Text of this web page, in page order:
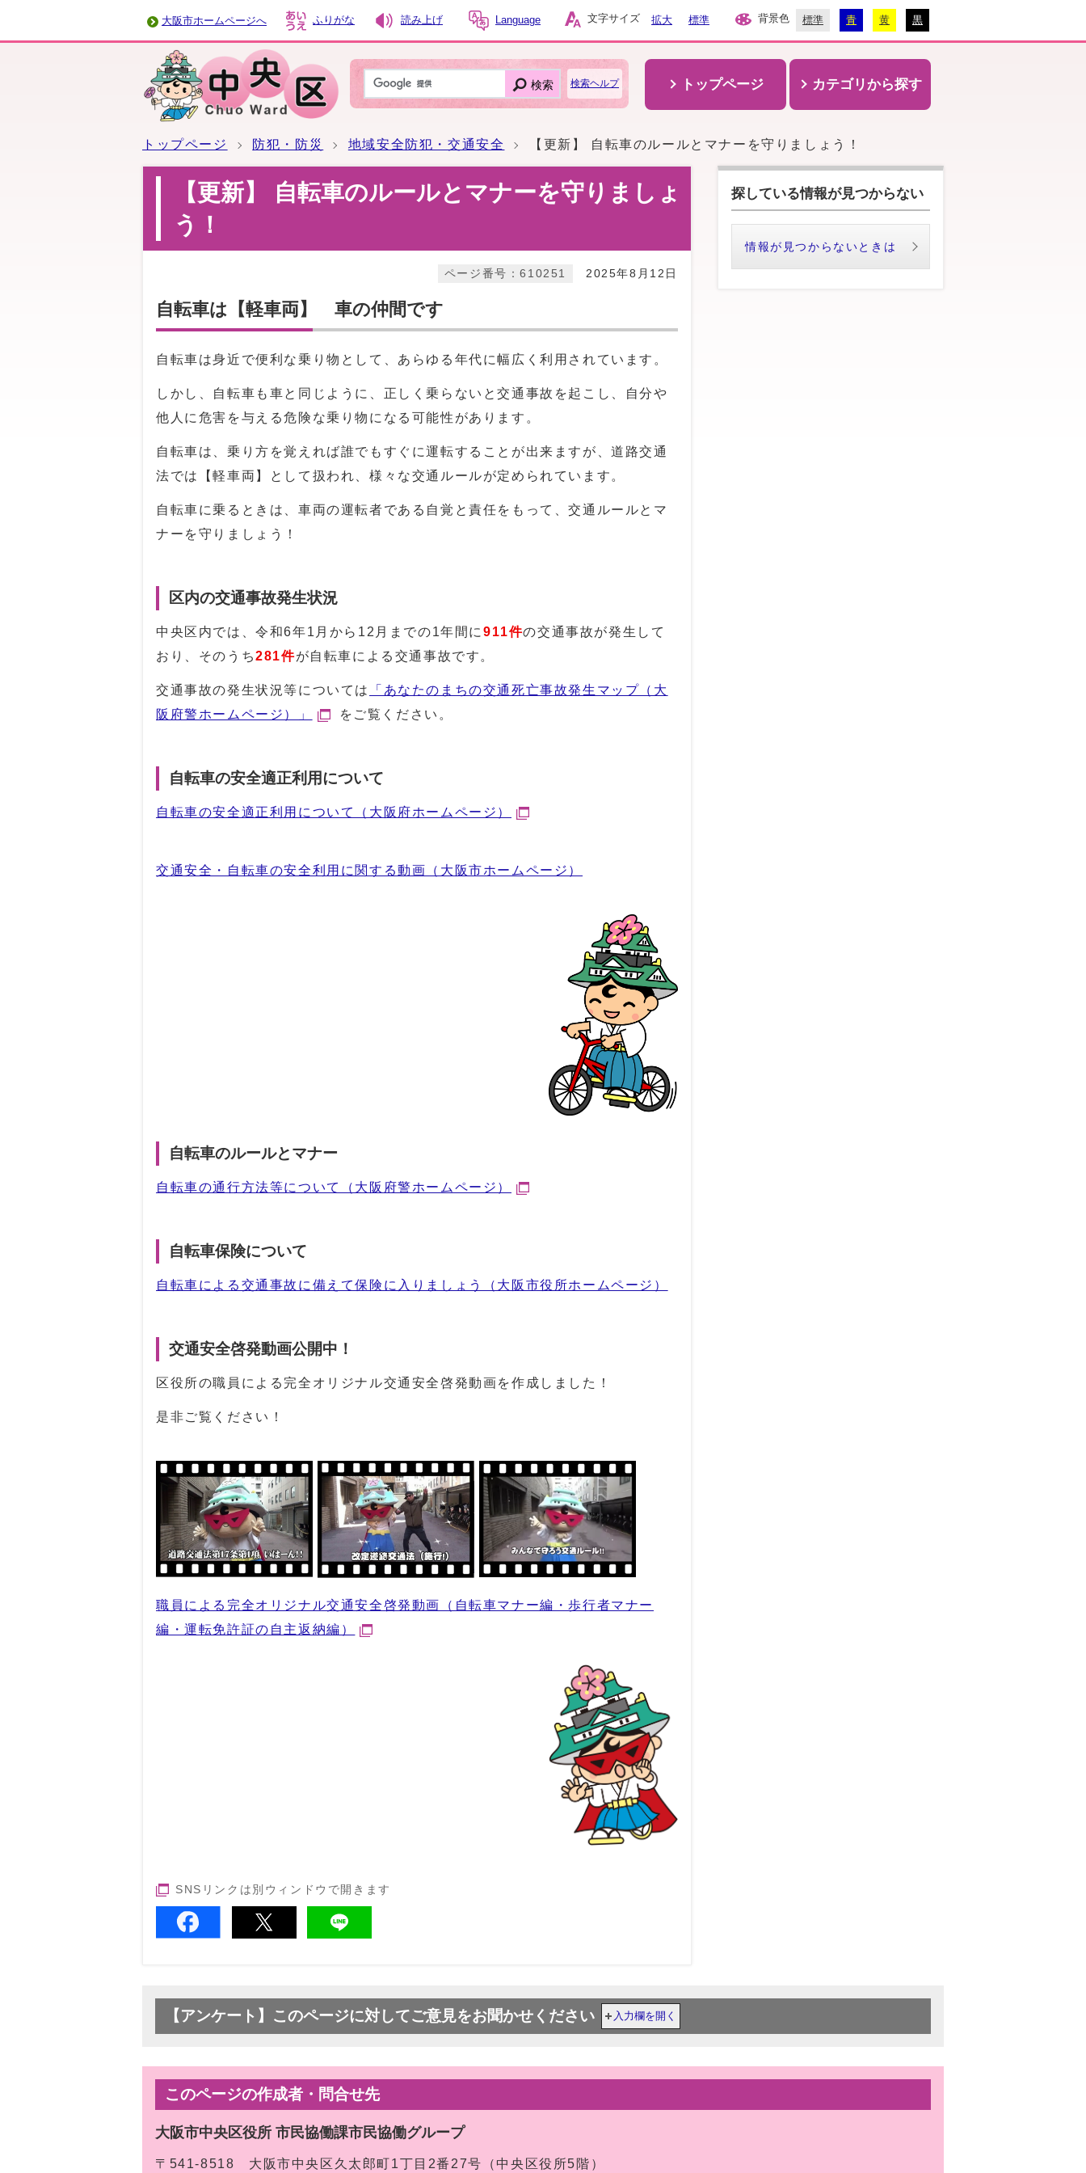
大阪市ホームページへ ふりがな 読み上げ Language 文字サイズ 拡大 標準 背景色 標準 青 黄 黒
検索 検索ヘルプ トップページ カテゴリから探す
トップページ 防犯・防災 地域安全防犯・交通安全 【更新】 自転車のルールとマナーを守りましょう！
【更新】 自転車のルールとマナーを守りましょ
う！
2025年8月12日
ページ番号：610251
自転車は【軽車両】 車の仲間です
自転車は身近で便利な乗り物として、あらゆる年代に幅広く利用されています。
しかし、自転車も車と同じように、正しく乗らないと交通事故を起こし、自分や
他人に危害を与える危険な乗り物になる可能性があります。
自転車は、乗り方を覚えれば誰でもすぐに運転することが出来ますが、道路交通
法では【軽車両】として扱われ、様々な交通ルールが定められています。
自転車に乗るときは、車両の運転者である自覚と責任をもって、交通ルールとマ
ナーを守りましょう！
区内の交通事故発生状況
中央区内では、令和6年1月から12月までの1年間に911件の交通事故が発生して
おり、そのうち281件が自転車による交通事故です。
交通事故の発生状況等については
「あなたのまちの交通死亡事故発生マップ（大
阪府警ホームページ）」
をご覧ください。
自転車の安全適正利用について
自転車の安全適正利用について（大阪府ホームページ）
交通安全・自転車の安全利用に関する動画（大阪市ホームページ）
自転車のルールとマナー
自転車の通行方法等について（大阪府警ホームページ）
自転車保険について
自転車による交通事故に備えて保険に入りましょう（大阪市役所ホームページ）
交通安全啓発動画公開中！
区役所の職員による完全オリジナル交通安全啓発動画を作成しました！
是非ご覧ください！
職員による完全オリジナル交通安全啓発動画（自転車マナー編・歩行者マナー
編・運転免許証の自主返納編）
SNSリンクは別ウィンドウで開きます
探している情報が見つからない
情報が見つからないときは
【アンケート】このページに対してご意見をお聞かせください 入力欄を開く
このページの作成者・問合せ先
大阪市中央区役所 市民協働課市民協働グループ
〒541-8518 大阪市中央区久太郎町1丁目2番27号（中央区役所5階）